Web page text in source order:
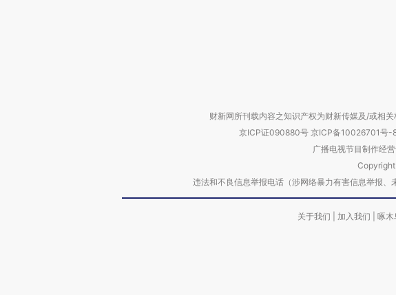
财新网所刊载内容之知识产权为财新传媒及/或相
京ICP证090880号 京ICP备10026701号-
广播电视节目制作经
Copyright
违法和不良信息举报电话（涉网络暴力有害信息举报
关于我们 加入我们 啄木